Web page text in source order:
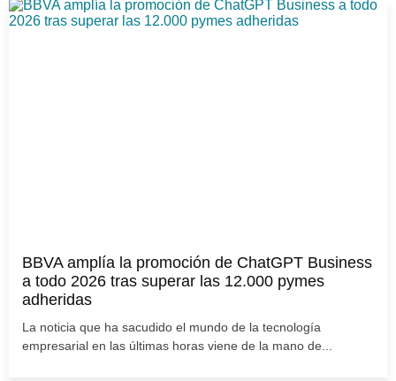
BBVA amplía la promoción de ChatGPT Business
a todo 2026 tras superar las 12.000 pymes
adheridas
La noticia que ha sacudido el mundo de la tecnología
empresarial en las últimas horas viene de la mano de...